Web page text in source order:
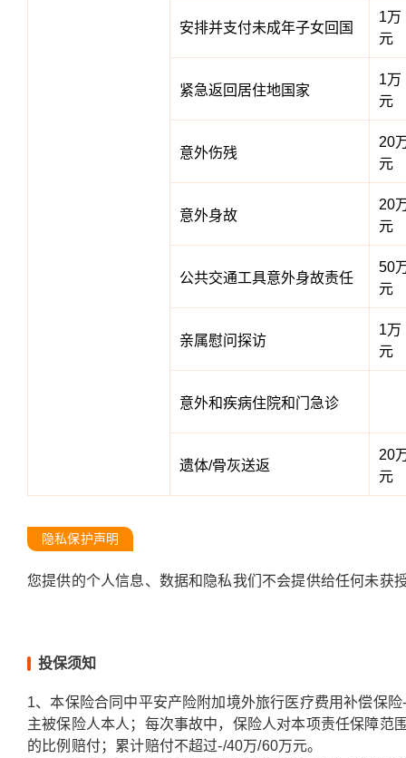
安排并支付未成年子女回国
1万
元
紧急返回居住地国家
1万
元
意外伤残
20
元
意外身故
20
元
公共交通工具意外身故责任
50
元
亲属慰问探访
1万
元
意外和疾病住院和门急诊
遗体/骨灰送返
20
元
隐私保护声明
您提供的个人信息、数据和隐私我们不会提供给任何未获
投保须知
1、本保险合同中平安产险附加境外旅行医疗费用补偿保
主被保险人本人；每次事故中，保险人对本项责任保障范
的比例赔付；累计赔付不超过-/40万/60万元。